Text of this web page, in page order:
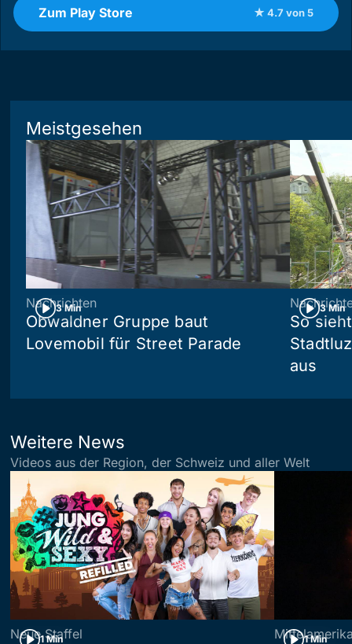
Zum Play Store ★ 4.7 von 5
Meistgesehen
3 Min
Nachrichten
Obwaldner Gruppe baut
Lovemobil für Street Parade
3 Min
So
aus
Weitere News
Videos aus der Region, der Schweiz und aller Welt
1 Min
Neue Staffel 1 Min